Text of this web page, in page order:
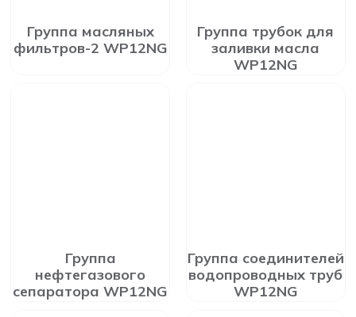
Группа масляных
фильтров-2 WP12NG
Группа трубок для
заливки масла
WP12NG
Группа
нефтегазового
сепаратора WP12NG
Группа соединителей
водопроводных труб
WP12NG